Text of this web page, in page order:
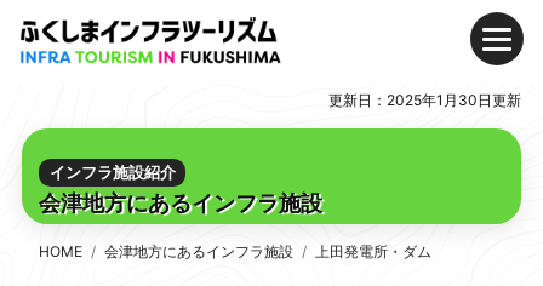
Skip
(Press
Enter)
Skip
Navigation
(Press
Enter)
メ
ュ
ー
モデルコース
浜通り地方のインフラおすすめモデルコース
中通り地方のインフラおすすめモデルコース
更新日：2025年1月30日更新
インフラ施設紹介
会津地方にあるインフラ施設
HOME 会津地方にあるインフラ施設 上田発電所・ダム